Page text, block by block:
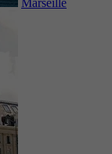
Marseille